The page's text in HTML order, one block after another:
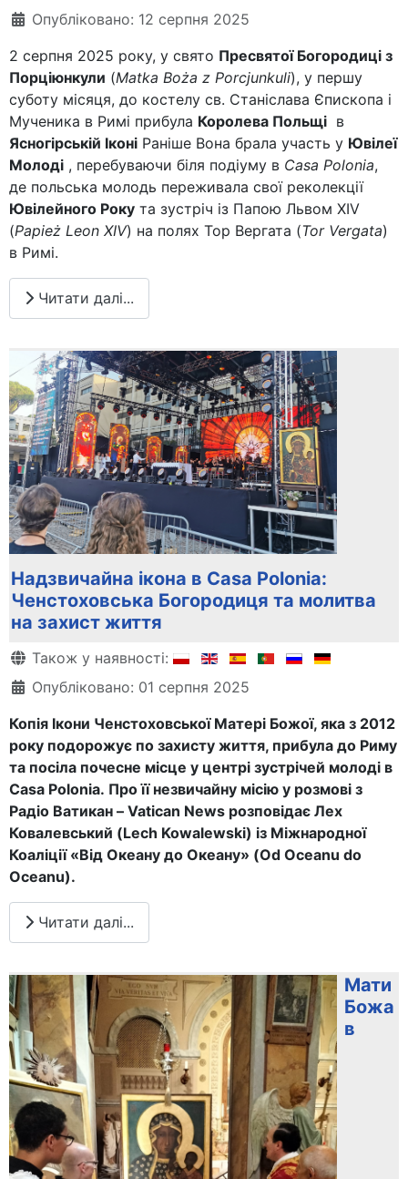
Опубліковано: 12 серпня 2025
2 серпня 2025 року, у свято Пресвятої Богородиці з
Порціюнкули (Matka Boża z Porcjunkuli), у першу
суботу місяця, до костелу св. Станіслава Єпископа і
Мученика в Римі прибула Королева Польщі в
Ясногірській Іконі Раніше Вона брала участь у Ювілеї
Молоді , перебуваючи біля подіуму в Casa Polonia,
де польська молодь переживала свої реколекції
Ювілейного Року та зустріч із Папою Львом XIV
(Papież Leon XIV) на полях Тор Вергата (Tor Vergata)
в Римі.
Читати далі...
Надзвичайна ікона в Casa Polonia:
Ченстоховська Богородиця та молитва
на захист життя
Деталі
Також у наявності:
Опубліковано: 01 серпня 2025
Копія Ікони Ченстоховської Матері Божої, яка з 2012
року подорожує по захисту життя, прибула до Риму
та посіла почесне місце у центрі зустрічей молоді в
Casa Polonia. Про її незвичайну місію у розмові з
Радіо Ватикан – Vatican News розповідає Лех
Ковалевський (Lech Kowalewski) із Міжнародної
Коаліції «Від Океану до Океану» (Od Oceanu do
Oceanu).
Читати далі...
Мати
Божа
в